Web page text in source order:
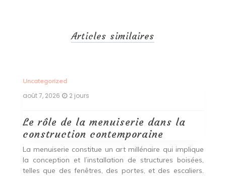
Articles similaires
Uncategorized
août 7, 2026 2 jours
Le rôle de la menuiserie dans la
construction contemporaine
La menuiserie constitue un art millénaire qui implique
la conception et l’installation de structures boisées,
telles que des fenêtres, des portes, et des escaliers.